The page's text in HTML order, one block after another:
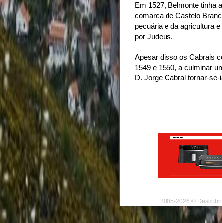
Em 1527, Belmonte tinha
comarca de Castelo
pecuária e da agricultura
por Judeus.
Apesar disso os Cabrais
1549 e 1550, a culminar
D. Jorge Cabral tornar-se-
2005-2026 ©